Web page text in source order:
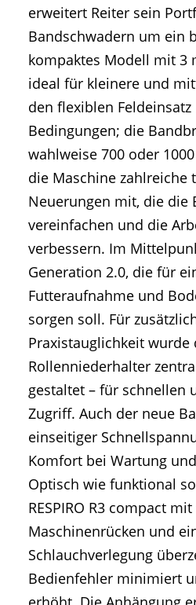
erweitert Reiter sein
Bandschwadern um ein
kompaktes Modell mit 3
ideal für kleinere und
den flexiblen
Bedingungen; die
wahlweise 700 oder
die Maschine zahlreiche
Neuerungen mit, die die
vereinfachen und die
verbessern. Im
Generation 2.0, die für
Futteraufnahme und
sorgen soll. Für
Praxistauglichkeit wurde
Rollenniederhalter
gestaltet – für schnellen
Zugriff. Auch der neue
einseitiger
Komfort bei Wartung
Optisch wie funktional
RESPIRO R3 compact
Maschinenrücken und
Schlauchverlegung
Bedienfehler minimiert